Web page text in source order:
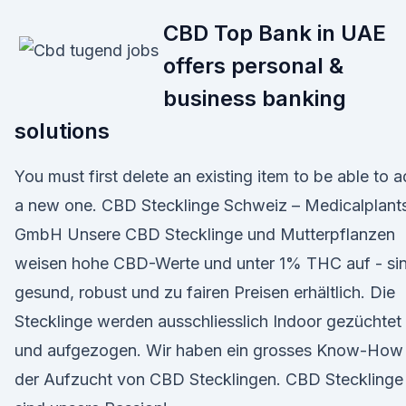
CBD Top Bank in UAE
offers personal &
business banking
solutions
You must first delete an existing item to be able to
a new one. CBD Stecklinge Schweiz –
GmbH Unsere CBD Stecklinge und Mutterpflanzen
weisen hohe CBD-Werte und unter 1% THC auf -
gesund, robust und zu fairen Preisen erhältlich. Die
Stecklinge werden ausschliesslich Indoor gezüchtet
und aufgezogen. Wir haben ein grosses Know-How
der Aufzucht von CBD Stecklingen. CBD Stecklinge